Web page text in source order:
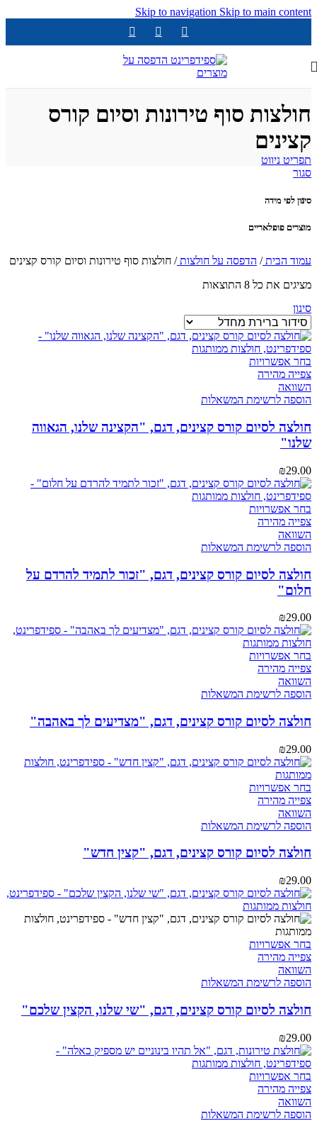
Skip to navigation Skip to main content
חולצות סוף טירונות וסיום קורס
קצינים
תפריט ניווט
סגור
סינון לפי מידה
מוצרים פופלאריים
עמוד הבית/ הדפסה על חולצות/ חולצות סוף טירונות וסיום קורס קצינים
מציגים את כל ⁦8⁩ התוצאות
סינון
בחר אפשרויות
מספר
ניתן
לבחור
המוצר
צפייה מהירה
השוואה
הוספה לרשימת המשאלות
חולצה לסיום קורס קצינים, דגם, "הקצינה שלנו, הגאווה
שלנו"
₪29.00
בחר אפשרויות
מספר
ניתן
לבחור
המוצר
צפייה מהירה
השוואה
הוספה לרשימת המשאלות
חולצה לסיום קורס קצינים, דגם, "זכור לתמיד להרדם על
חלום"
₪29.00
בחר אפשרויות
מספר
ניתן
לבחור
האפשרויות
בעמוד
צפייה מהירה
השוואה
הוספה לרשימת המשאלות
חולצה לסיום קורס קצינים, דגם, "מצדיעים לך באהבה"
₪29.00
בחר אפשרויות
מספר
ניתן
לבחור
האפשרויות
בעמוד
המוצר
צפייה מהירה
השוואה
הוספה לרשימת המשאלות
חולצה לסיום קורס קצינים, דגם, "קצין חדש"
₪29.00
בחר אפשרויות
מספר
ניתן
לבחור
האפשרויות
בעמוד
המוצר
צפייה מהירה
השוואה
הוספה לרשימת המשאלות
חולצה לסיום קורס קצינים, דגם, "שי שלנו, הקצין שלכם"
₪29.00
בחר אפשרויות
מספר
צפייה מהירה
השוואה
הוספה לרשימת המשאלות